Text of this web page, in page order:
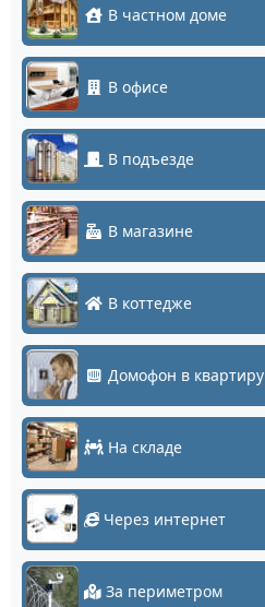
В частном доме
В офисе
В подъезде
В магазине
В коттедже
Домофон в квартиру
На складе
Через интернет
За периметром